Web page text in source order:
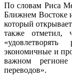
По словам Риса
Ближнем Востоке
который
также отметил,
экономичные и
важном
переводов».